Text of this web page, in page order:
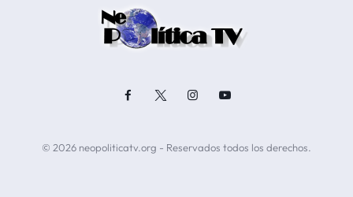
© 2026 neopoliticatv.org - Reservados todos los derechos.